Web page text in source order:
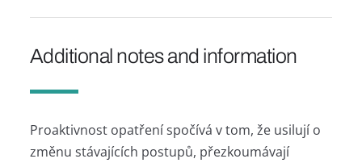
Additional notes and information
Proaktivnost opatření spočívá v tom, že usilují o
změnu stávajících postupů, přezkoumávají